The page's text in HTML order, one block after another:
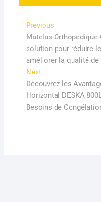
Navigation
de
l’article
PreviousPrevious
post:
Matelas Orthopedique
solution pour réduire
améliorer la qualité de
NextNext
post:
Découvrez les
Horizontal DESKA
Besoins de